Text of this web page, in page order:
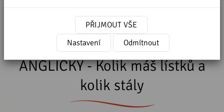
Kolik máš lístků a kolik stály
Lekce 19 - Kurzu ROZMLUVTE SE
ANGLICKY - Kolik máš lístků a
kolik stály
PŘIJMOUT VŠE
Nastavení
Odmítnout